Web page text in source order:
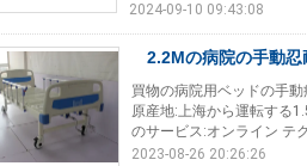
2024-09-10 09:43:08
2.2Mの病院の手動
買物の病院用ベッドの手
原産地:上海から運転する
のサービス:オンライン テ
2023-08-26 20:26:26